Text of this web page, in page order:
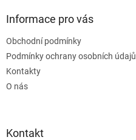
Informace pro vás
Obchodní podmínky
Podmínky ochrany osobních údajů
Kontakty
O nás
Kontakt